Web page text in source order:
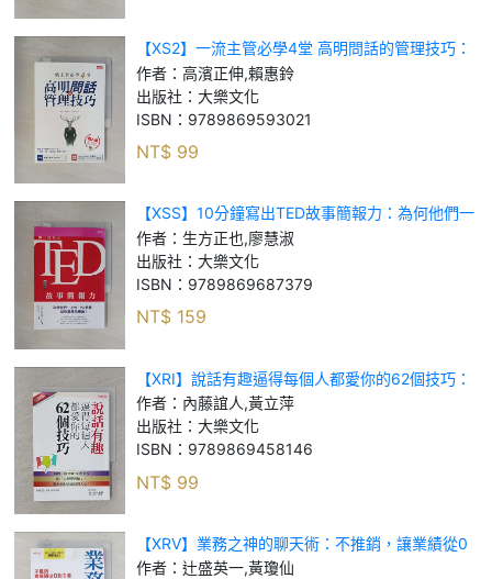
【XS2】一流主管必學4堂 高明問話的管理技巧：
與其把事情攬下來自己做， 不如用一句「對的話」
作者： 高濱正伸,賴惠鈴
出版社： 大樂文化
ISBN： 9789869593021
NT$ 99
【XSS】10分鐘寫出TED故事簡報力：為何他們一
上台、Po臉書，就能讓產品暢銷？_生方正也, 廖慧
淑
作者： 生方正也,廖慧淑
出版社： 大樂文化
ISBN： 9789869687379
NT$ 159
【XRI】說話有趣逼得每個人都愛你的62個技巧：
耶魯、康乃爾50所名校的「心理學實驗」，教你如
作者： 內藤誼人,黃立萍
出版社： 大樂文化
ISBN： 9789869458146
NT$ 99
【XRV】業務之神的聊天術：不推銷，讓業績從0
到1億_辻盛英一, 黃瓊仙
作者： 辻盛英一,黃瓊仙